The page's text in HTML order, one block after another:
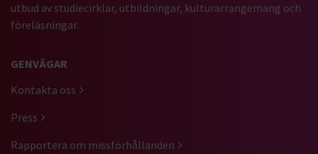
utbud av studiecirklar, utbildningar, kulturarrangemang och
föreläsningar.
GENVÄGAR
Kontakta oss
Press
Rapportera om missförhållanden